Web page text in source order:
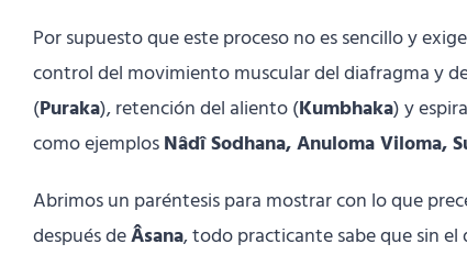
Por supuesto que este proceso no es sencillo y
control del movimiento muscular del diafragma y
(Puraka), retención del aliento (Kumbhaka) y
como ejemplosNâdî Sodhana, Anuloma Viloma,
Abrimos un paréntesis para mostrar con lo que
después deÂsana, todo practicante sabe que sin